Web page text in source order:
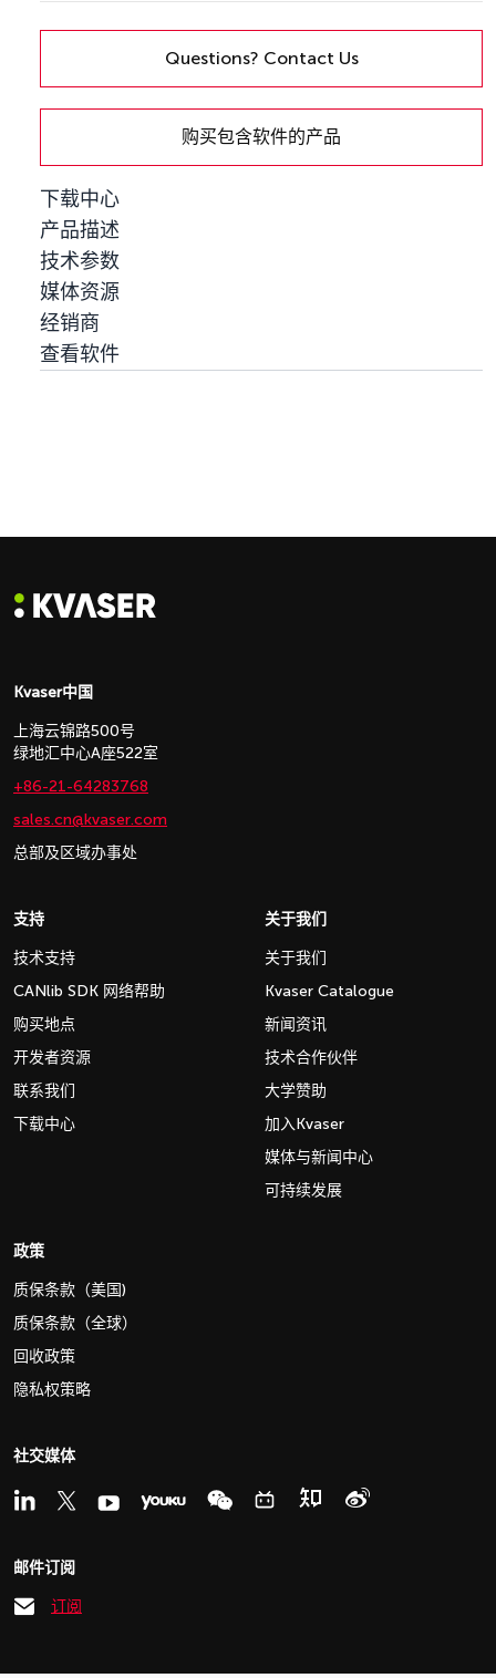
数
量
Questions? Contact Us
购买包含软件的产品
下载中心
产品描述
技术参数
媒体资源
经销商
查看软件
Kvaser中国
上海云锦路500号
绿地汇中心A座522室
+86-21-64283768
sales.cn@kvaser.com
总部及区域办事处
支持
技术支持
CANlib SDK 网络帮助
购买地点
开发者资源
联系我们
下载中心
关于我们
关于我们
Kvaser Catalogue
新闻资讯
技术合作伙伴
大学赞助
加入Kvaser
媒体与新闻中心
可持续发展
政策
质保条款（美国)
质保条款（全球）
回收政策
隐私权策略
社交媒体
邮件订阅
订阅